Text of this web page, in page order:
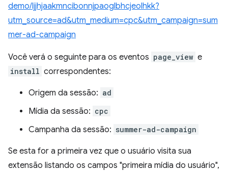
demo/ljjhjaakmncibonnjpaoglbhcjeolhkk?
utm_source=ad&utm_medium=cpc&utm_campaign=sum
mer-ad-campaign
Você verá o seguinte para os eventos page_view e
install correspondentes:
Origem da sessão: ad
Mídia da sessão: cpc
Campanha da sessão: summer-ad-campaign
Se esta for a primeira vez que o usuário visita sua
extensão listando os campos "primeira mídia do usuário",